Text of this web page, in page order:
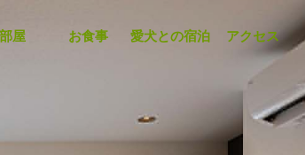
屋 お食事 愛犬との宿泊 アクセス